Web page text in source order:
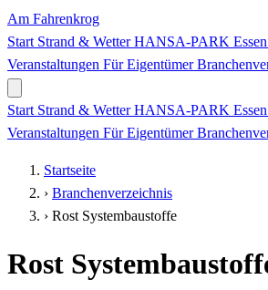
Am Fahrenkrog
Start Strand & WetterHANSA-PARK
Veranstaltungen Für Eigentümer
Start Strand & WetterHANSA-PARK
Veranstaltungen Für Eigentümer
Startseite
› Branchenverzeichnis
› Rost Systembaustoffe
Rost